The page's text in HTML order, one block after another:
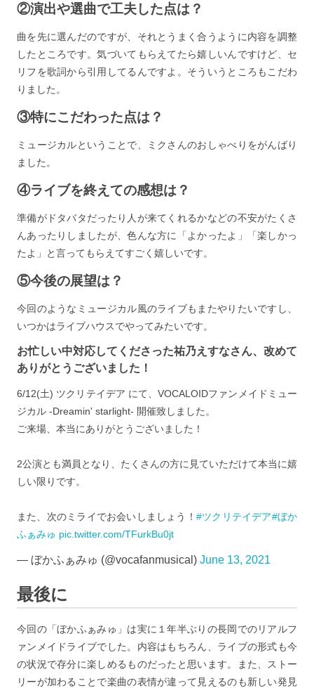
②演出や選曲で工夫した点は？
曲を先に選んだのですが、それとうまく合うように内容を調整
したところです。気づいてもらえてたら嬉しいんですけど、セ
リフを歌詞から引用してるんですよ。そういうところもこだわ
りました。
③特にこだわった点は？
ミュージカルということで、ミクさんのおしゃべりをがんばり
ました。
④ライブを終えての感想は？
準備がドタバタだったり人が来てくれるかなどの不安がたくさ
んあったりしましたが、色んな方に「よかったよ」「楽しかっ
たよ」と言ってもらえてすごく嬉しいです。
⑤今後の展望は？
今回のようなミュージカル風のライブもまたやりたいですし、
いつかはライブハウスでやってみたいです。
お忙しい中対応してくださった祐乃えすなさん、改めて
ありがとうございました！
6/12(土) ツクリテイデア にて、VOCALOIDファンメイドミュー
ジカル -Dreamin' starlight- 開催致しました。
ご来場、本当にありがとうございました！
2公演とも満員となり、たくさんの方に見ていただけて本当に嬉
しい限りです。
また、次のミライでお会いしましょう！ #ツクリテイデア#ぼか
ふぁみゅ pic.twitter.com/TFurkBu0jt
— ぼかふぁみゅ (@vocafanmusical) June 13, 2021
最後に
今回の「ぼかふぁみゅ」は実に１年半ぶりの長岡でのリアルフ
ァンメイドライブでした。内容はもちろん、ライブの形式も今
の状況で存分に楽しめるものだったと思います。また、ストー
リーが加わることで楽曲の表情が違って見えるのも新しい発見